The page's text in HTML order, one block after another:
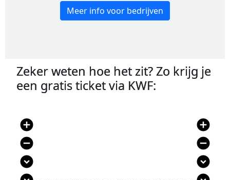
Meer info voor bedrijven
Zeker weten hoe het zit? Zo krijg je
een gratis ticket via KWF:
add_circle
remove_circle
expand_circle_down
add_circle
remove_circle
expand_circle_down